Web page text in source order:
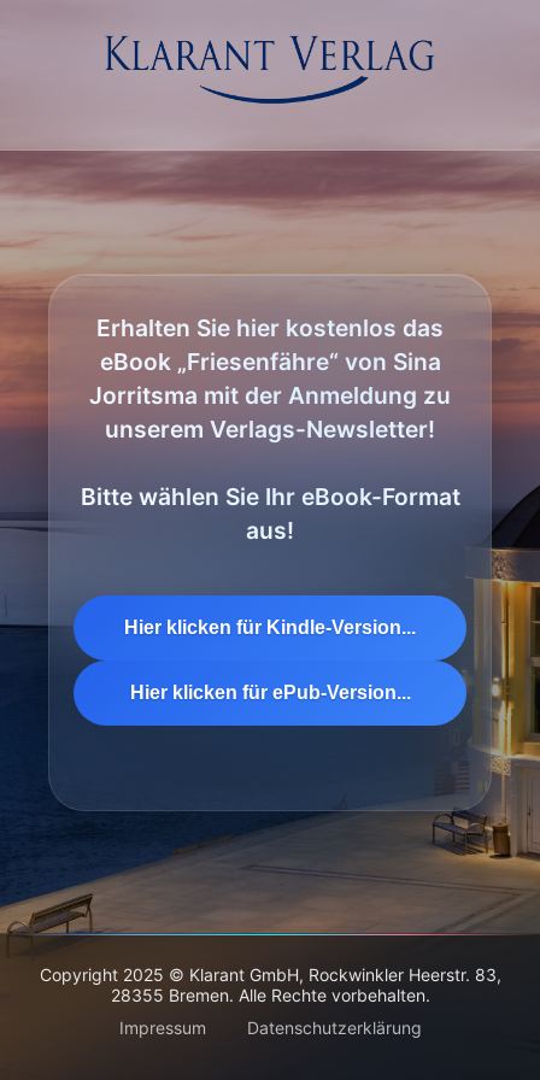
Erhalten Sie hier kostenlos das
eBook „Friesenfähre“ von Sina
Jorritsma mit der Anmeldung zu
unserem Verlags-Newsletter!
Bitte wählen Sie Ihr eBook-Format
aus!
Hier klicken für Kindle-Version...
Hier klicken für ePub-Version...
Copyright 2025 © Klarant GmbH, Rockwinkler Heerstr. 83,
28355 Bremen. Alle Rechte vorbehalten.
Impressum
Datenschutzerklärung